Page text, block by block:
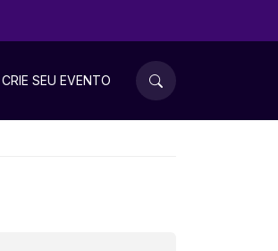
CRIE SEU EVENTO